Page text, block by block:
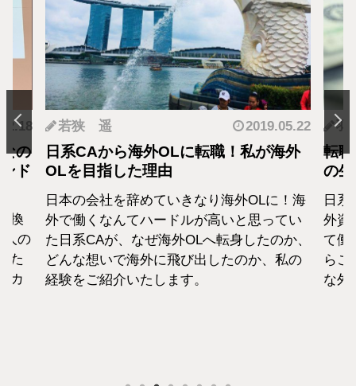
の
ド
換
人の
た
カ
若狭 遥 2019.05.22
日系CAから海外OLに転職！私が海外
OLを目指した理由
日本の会社を辞めていきなり海外OLに！海
外で働くなんてハードルが高いと思ってい
た日系CAが、なぜ海外OLへ転身したのか、
どんな想いで海外に飛び出したのか、私の
経験をご紹介いたします。
羽
転
の
日
外資
て働
らこ
な外